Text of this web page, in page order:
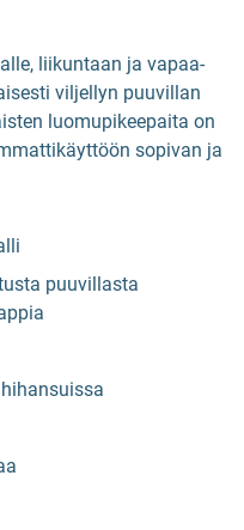
liikuntaan ja vapaa-
viljellyn puuvillan
luomupikeepaita on
sopivan ja
puuvillasta